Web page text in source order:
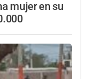
mujer en su